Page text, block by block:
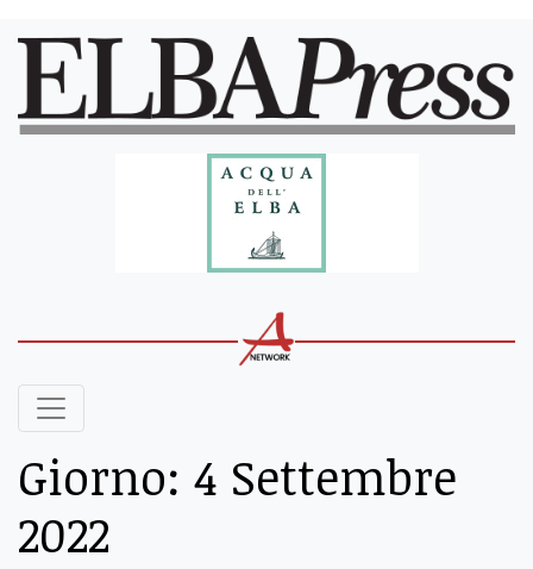
Giorno: 4 Settembre
2022